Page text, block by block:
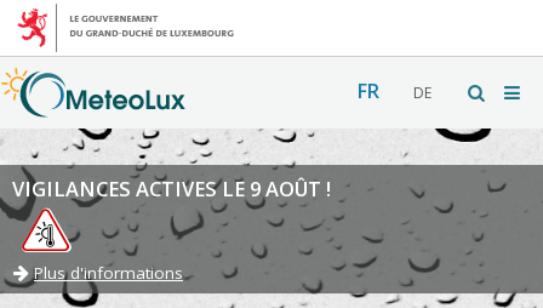
FR DE
VIGILANCES ACTIVES LE 9 AOÛT !
Plus d'informations